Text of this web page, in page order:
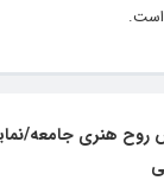
است.
روح هنری جامعه/